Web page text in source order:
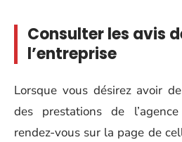
Consulter les avis
l’entreprise
Lorsque vous désirez avoir
des prestations de
rendez-vous sur la page de